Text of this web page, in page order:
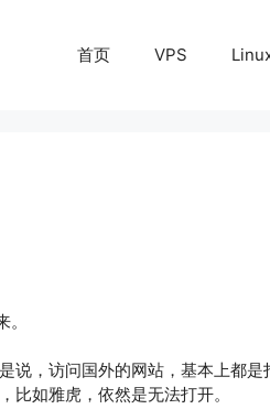
首页 VPS
说，访问国外的网站，基本上都是
如雅虎，依然是无法打开。